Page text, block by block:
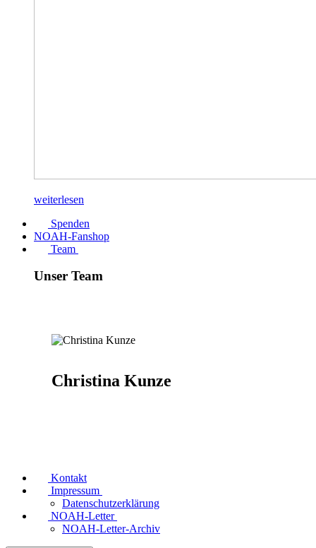
weiterlesen
Spenden
NOAH-Fanshop
Team
Unser Team
Christina Kunze
Kontakt
Impressum
Datenschutzerklärung
NOAH-Letter
NOAH-Letter-Archiv